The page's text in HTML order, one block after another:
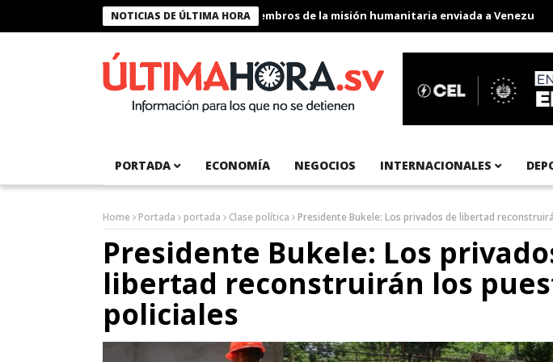
NOTICIAS DE ÚLTIMA HORA
Presidente Bukele condecora a miembros de la misión humanitaria enviada a Venezuela
PORTADA ECONOMÍA NEGOCIOS INTERNACIONALES
Home Portada portada Clase política Presidente Bukele: Los privados de libertad
Presidente Bukele: Los
libertad reconstruirán los
policiales